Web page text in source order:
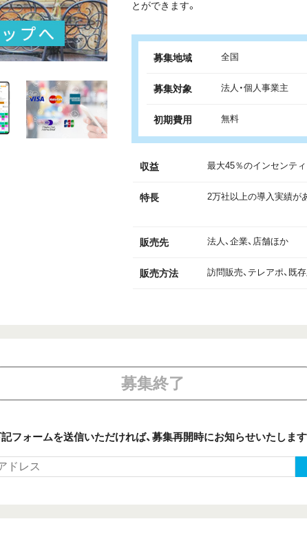
とができます。
募集地域 全国
募集対象 法人・個人事業主
初期費用 無料
収益 最大45％のインセンテ
特長 2万社以上の導入実績が
販売先 法人、企業、店舗ほか
販売方法 訪問販売、テレアポ、既
募集終了
フォームを送信いただければ、 募集再開時にお知らせいたします